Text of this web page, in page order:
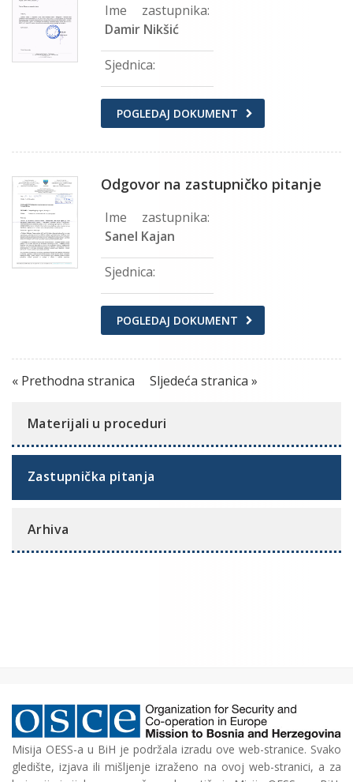
Ime zastupnika:
Damir Nikšić
Sjednica:
POGLEDAJ DOKUMENT
Odgovor na zastupničko pitanje
Ime zastupnika:
Sanel Kajan
Sjednica:
POGLEDAJ DOKUMENT
« Prethodna stranica Sljedeća stranica »
Materijali u proceduri
Zastupnička pitanja
Arhiva
Misija OESS-a u BiH je podržala izradu ove web-stranice. Svako
gledište, izjava ili mišljenje izraženo na ovoj web-stranici, a za